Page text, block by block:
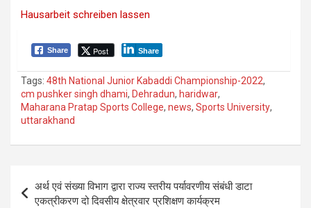
Hausarbeit schreiben lassen
Share Post Share
Tags: 48th National Junior Kabaddi Championship-2022,
cm pushker singh dhami, Dehradun, haridwar,
Maharana Pratap Sports College, news, Sports University,
uttarakhand
अर्थ एवं संख्या विभाग द्वारा राज्य स्तरीय पर्यावरणीय संबंधी डाटा
एकत्रीकरण दो दिवसीय क्षेत्रवार प्रशिक्षण कार्यक्रम